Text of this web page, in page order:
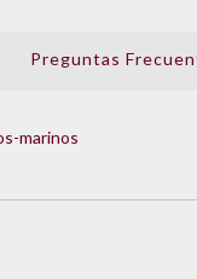
Preguntas
marinos